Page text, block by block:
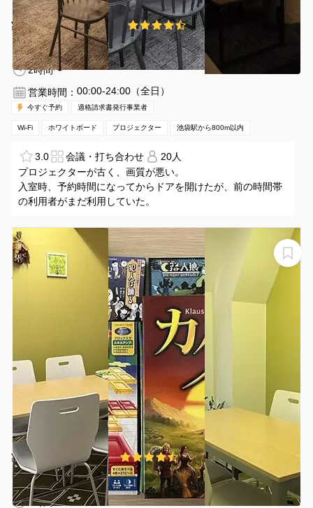
¥100 〜 ¥6980 4.5
池袋駅 徒歩6分東京都豊島区東池袋1-27-7
2時間〜
営業時間： 00:00-24:00（全日）
今すぐ予約 適格請求書発行事業者
Wi-Fi ホワイトボード プロジェクター 池袋駅から800m以内
3.0 会議・打ち合わせ
20人
プロジェクターが古く、画質が悪い。
入室時、予約時間になってからドアを開けたが、前の時間帯
の利用者がまだ利用していた。
【池袋5分 東池袋5分】 ふくろうのラッキースペース
「スペースオウルⅡ」秘密基地のようなミニ会議室 ホワ
イトボート モニター 無料で遊べるゲームもありま
スペースオウルⅡ
¥100 〜 ¥880 /時間 4.5 (26件)
都電雑司ヶ谷駅 徒歩5分東京都豊島区南池袋2-10-5
1〜4名
1時間〜